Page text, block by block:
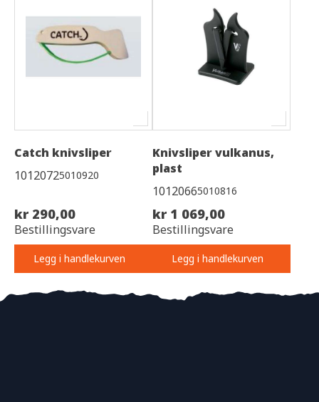
Catch knivsliper
10120725010920
kr 290,00
Bestillingsvare
Legg i handlekurven
Knivsliper vulkanus,
plast
10120665010816
kr 1 069,00
Bestillingsvare
Legg i handlekurven